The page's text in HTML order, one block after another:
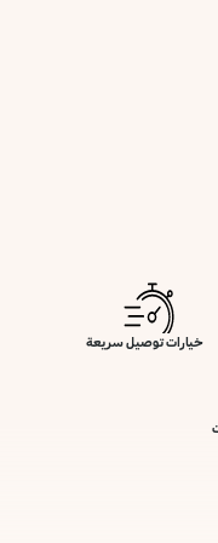
خيارات توصيل سريعة